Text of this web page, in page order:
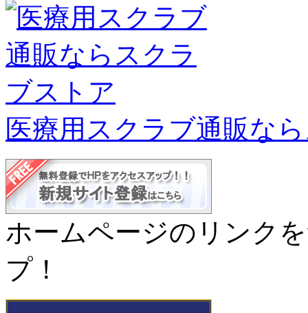
医療用スクラブ通販な
ホームページのリンク
プ！